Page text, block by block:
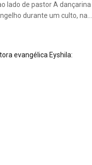
lado de pastor A dançarina
durante um culto, na…